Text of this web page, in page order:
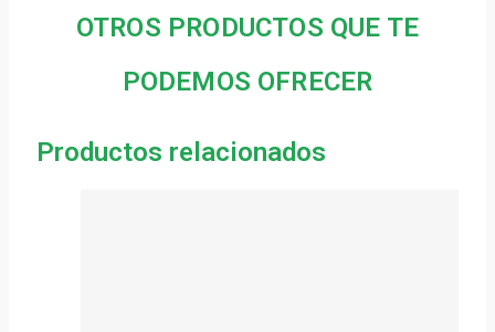
OTROS PRODUCTOS QUE TE
PODEMOS OFRECER
Productos relacionados